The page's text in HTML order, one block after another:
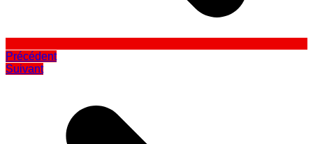
Précédent
Suivant